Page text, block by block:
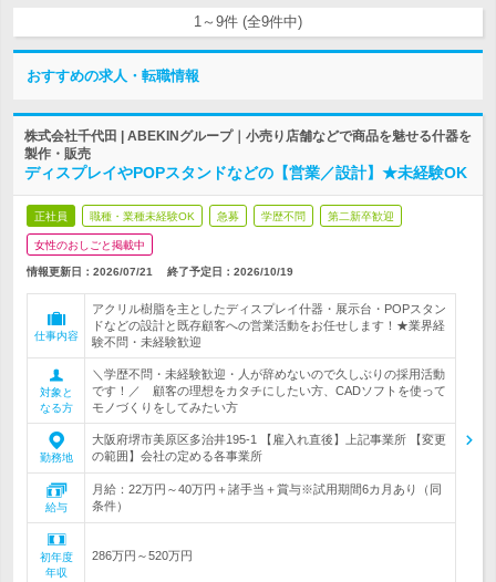
1～9件 (全9件中)
おすすめの求人・転職情報
株式会社千代田 | ABEKINグループ｜小売り店舗などで商品を魅せる什器を
製作・販売
ディスプレイやPOPスタンドなどの【営業／設計】★未経験OK
正社員 職種・業種未経験OK 急募 学歴不問 第二新卒歓迎
女性のおしごと掲載中
情報更新日：2026/07/21 終了予定日： 2026/10/19
仕事内容
アクリル樹脂を主としたディスプレイ什器・展示台・POPスタン
ドなどの設計と既存顧客への営業活動をお任せします！★業界経
験不問・未経験歓迎
対象と
なる方
＼学歴不問・未経験歓迎・人が辞めないので久しぶりの採用活動
です！／ 顧客の理想をカタチにしたい方、CADソフトを使って
モノづくりをしてみたい方
勤務地
大阪府堺市美原区多治井195-1 【雇入れ直後】上記事業所 【変更
の範囲】会社の定める各事業所
給与
月給：22万円～40万円＋諸手当＋賞与※試用期間6カ月あり（同
条件）
初年度
年収
286万円～520万円